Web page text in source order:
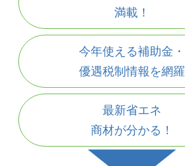
満載！
今年使える補助金・
優遇税制情報を網羅
最新省エネ
商材が分かる！